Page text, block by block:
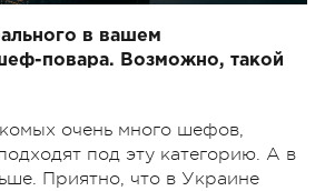
в вашем
повара. Возможно, такой
очень много шефов,
под эту категорию. А в
Приятно, что в Украине